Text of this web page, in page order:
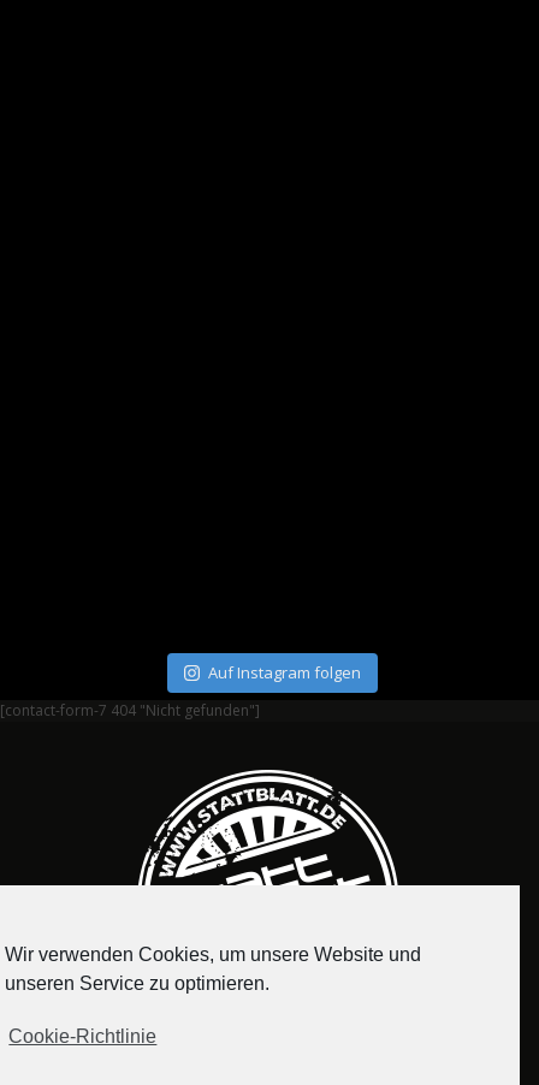
Auf Instagram folgen
[contact-form-7 404 "Nicht gefunden"]
Wir verwenden Cookies, um unsere Website und
unseren Service zu optimieren.
Cookie-Richtlinie